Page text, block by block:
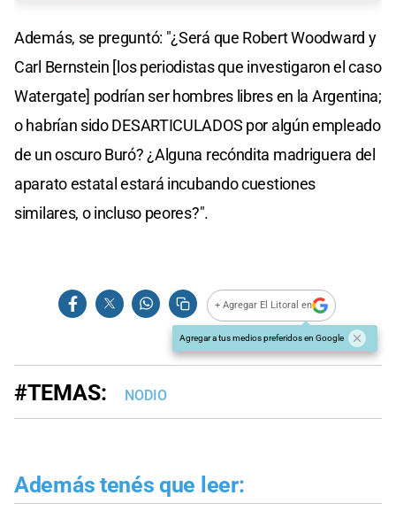
Además, se preguntó: "¿Será que Robert Woodward y
Carl Bernstein [los periodistas que investigaron el caso
Watergate] podrían ser hombres libres en la Argentina;
o habrían sido DESARTICULADOS por algún empleado
de un oscuro Buró? ¿Alguna recóndita madriguera del
aparato estatal estará incubando cuestiones
similares, o incluso peores?".
+ Agregar El Litoral en
Agregar a tus medios preferidos en Google
#TEMAS: NODIO
Además tenés que leer: